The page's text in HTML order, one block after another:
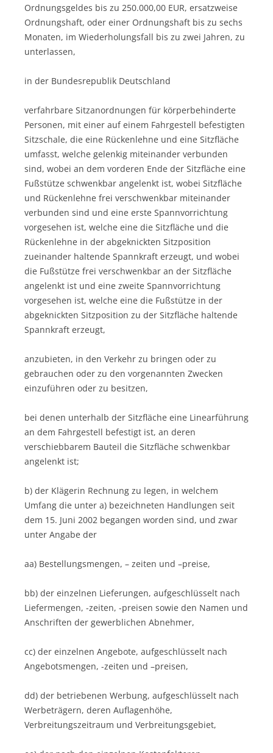
Ordnungsgeldes bis zu 250.000,00 EUR, ersatzweise
Ordnungshaft, oder einer Ordnungshaft bis zu sechs
Monaten, im Wiederholungsfall bis zu zwei Jahren, zu
unterlassen,
in der Bundesrepublik Deutschland
verfahrbare Sitzanordnungen für körperbehinderte
Personen, mit einer auf einem Fahrgestell befestigten
Sitzschale, die eine Rückenlehne und eine Sitzfläche
umfasst, welche gelenkig miteinander verbunden
sind, wobei an dem vorderen Ende der Sitzfläche eine
Fußstütze schwenkbar angelenkt ist, wobei Sitzfläche
und Rückenlehne frei verschwenkbar miteinander
verbunden sind und eine erste Spannvorrichtung
vorgesehen ist, welche eine die Sitzfläche und die
Rückenlehne in der abgeknickten Sitzposition
zueinander haltende Spannkraft erzeugt, und wobei
die Fußstütze frei verschwenkbar an der Sitzfläche
angelenkt ist und eine zweite Spannvorrichtung
vorgesehen ist, welche eine die Fußstütze in der
abgeknickten Sitzposition zu der Sitzfläche haltende
Spannkraft erzeugt,
anzubieten, in den Verkehr zu bringen oder zu
gebrauchen oder zu den vorgenannten Zwecken
einzuführen oder zu besitzen,
bei denen unterhalb der Sitzfläche eine Linearführung
an dem Fahrgestell befestigt ist, an deren
verschiebbarem Bauteil die Sitzfläche schwenkbar
angelenkt ist;
b) der Klägerin Rechnung zu legen, in welchem
Umfang die unter a) bezeichneten Handlungen seit
dem 15. Juni 2002 begangen worden sind, und zwar
unter Angabe der
aa) Bestellungsmengen, – zeiten und –preise,
bb) der einzelnen Lieferungen, aufgeschlüsselt nach
Liefermengen, -zeiten, -preisen sowie den Namen und
Anschriften der gewerblichen Abnehmer,
cc) der einzelnen Angebote, aufgeschlüsselt nach
Angebotsmengen, -zeiten und –preisen,
dd) der betriebenen Werbung, aufgeschlüsselt nach
Werbeträgern, deren Auflagenhöhe,
Verbreitungszeitraum und Verbreitungsgebiet,